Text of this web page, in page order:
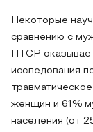
Некоторые
сравнению с
ПТСР
исследования
женщин и 61%
населения (от